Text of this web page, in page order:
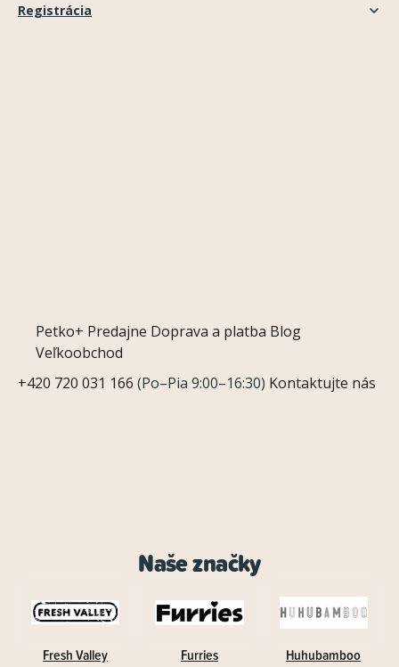
Registrácia
Petko+ Predajne Doprava a platba Blog
Veľkoobchod
+420 720 031 166 (Po–Pia 9:00–16:30) Kontaktujte nás
Naše značky
Fresh Valley Furries Huhubamboo